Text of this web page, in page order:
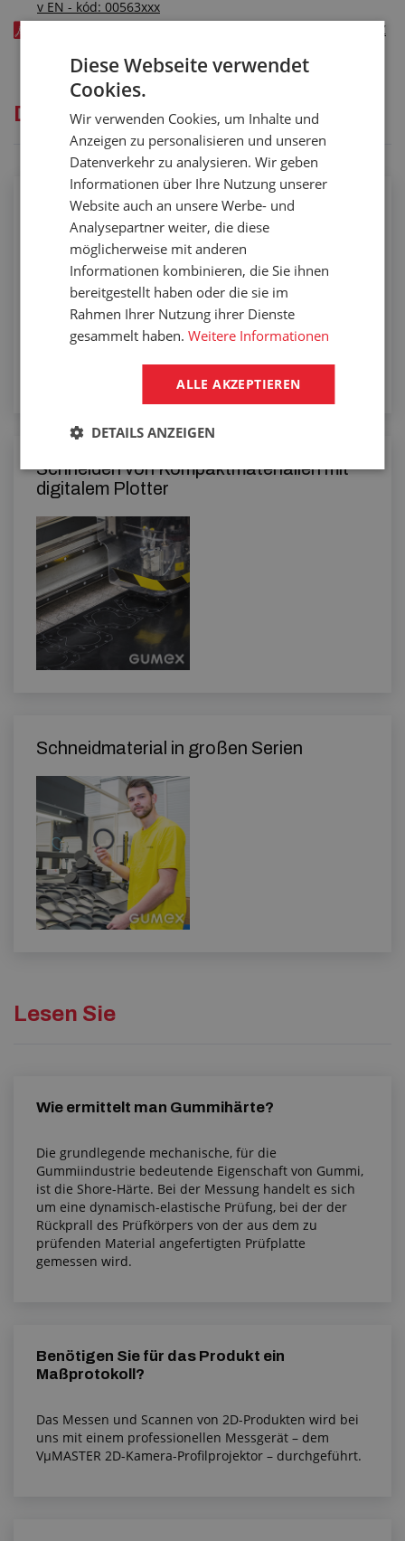
v EN - kód: 00563xxx
Těsnicí pryž N9581 pro všeobecné použití - tolerance v CZ
Dienstleistungen
Auftragen der selbstklebenden Schicht
Schneiden von Kompaktmaterialien mit
digitalem Plotter
Schneidmaterial in großen Serien
Lesen Sie
Wie ermittelt man Gummihärte?
Die grundlegende mechanische, für die
Gummiindustrie bedeutende Eigenschaft von Gummi,
ist die Shore-Härte. Bei der Messung handelt es sich
um eine dynamisch-elastische Prüfung, bei der der
Rückprall des Prüfkörpers von der aus dem zu
prüfenden Material angefertigten Prüfplatte
gemessen wird.
Benötigen Sie für das Produkt ein
Maßprotokoll?
Das Messen und Scannen von 2D-Produkten wird bei
uns mit einem professionellen Messgerät – dem
VµMASTER 2D-Kamera-Profilprojektor – durchgeführt.
Diese Webseite verwendet
Cookies.
Wir verwenden Cookies, um Inhalte und
Anzeigen zu personalisieren und unseren
Datenverkehr zu analysieren. Wir geben
Informationen über Ihre Nutzung unserer
Website auch an unsere Werbe- und
Analysepartner weiter, die diese
möglicherweise mit anderen
Informationen kombinieren, die Sie ihnen
bereitgestellt haben oder die sie im
Rahmen Ihrer Nutzung ihrer Dienste
gesammelt haben.Weitere Informationen
ALLE AKZEPTIEREN
DETAILS ANZEIGEN